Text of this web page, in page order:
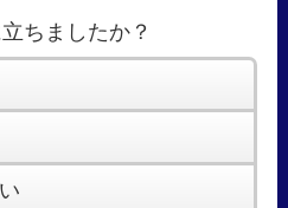
ちましたか？